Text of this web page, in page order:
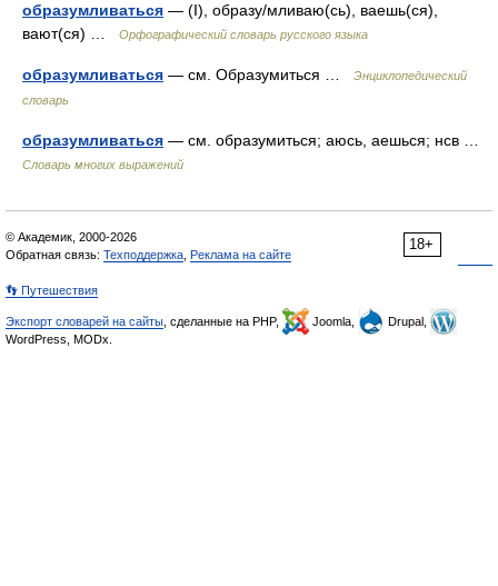
образумливаться — (I), образу/мливаю(сь), ваешь(ся),
вают(ся) …
Орфографический словарь русского языка
образумливаться — см. Образумиться …
Энциклопедический
словарь
образумливаться — см. образумиться; аюсь, аешься; нсв …
Словарь многих выражений
18+
© Академик, 2000-2026
Обратная связь: Техподдержка Реклама на сайте
👣 Путешествия
Экспорт словарей на сайты , сделанные на PHP, Joomla,
Drupal,
WordPress, MODx.